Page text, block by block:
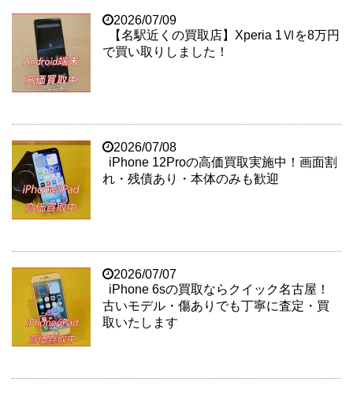
2026/07/09
【名駅近くの買取店】Xperia 1Ⅵを8万円
で買い取りしました！
2026/07/08
iPhone 12Proの高価買取実施中！画面割
れ・残債あり・本体のみも歓迎
2026/07/07
iPhone 6sの買取ならクイック名古屋！
古いモデル・傷ありでも丁寧に査定・買
取いたします